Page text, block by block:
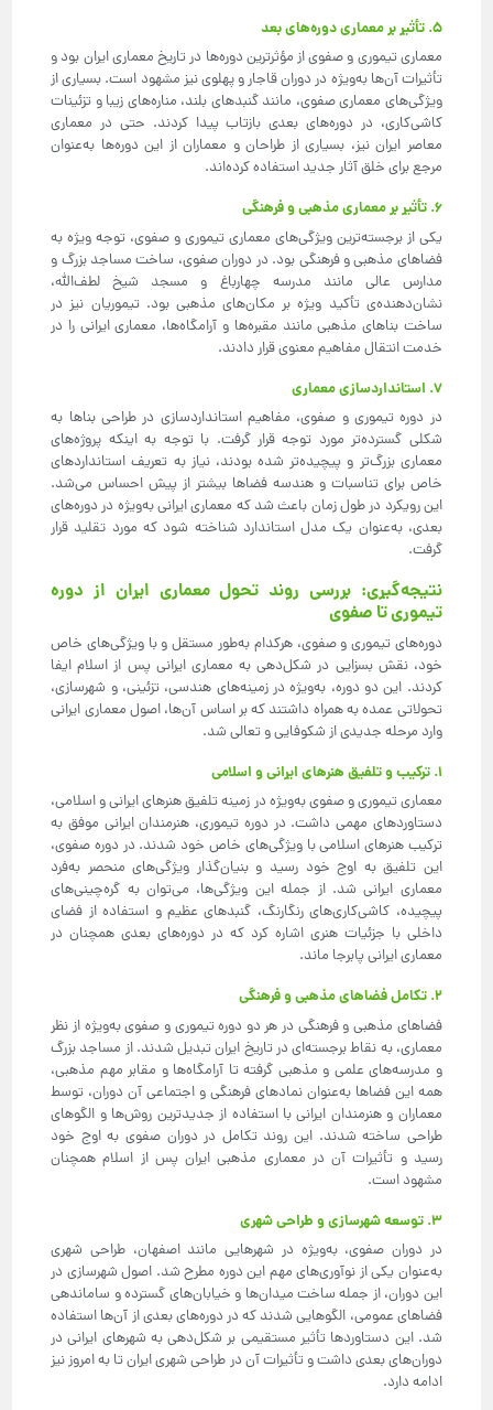
۵. تأثیر بر معماری دوره‌های بعد
معماری تیموری و صفوی از مؤثرترین دوره‌ها در تاریخ معماری ایران بود و
تأثیرات آن‌ها به‌ویژه در دوران قاجار و پهلوی نیز مشهود است. بسیاری از
ویژگی‌های معماری صفوی، مانند گنبدهای بلند، مناره‌های زیبا و تزئینات
کاشی‌کاری، در دوره‌های بعدی بازتاب پیدا کردند. حتی در معماری
معاصر ایران نیز، بسیاری از طراحان و معماران از این دوره‌ها به‌عنوان
مرجع برای خلق آثار جدید استفاده کرده‌اند.
۶. تأثیر بر معماری مذهبی و فرهنگی
یکی از برجسته‌ترین ویژگی‌های معماری تیموری و صفوی، توجه ویژه به
فضاهای مذهبی و فرهنگی بود. در دوران صفوی، ساخت مساجد بزرگ و
مدارس عالی مانند مدرسه چهارباغ و مسجد شیخ لطف‌الله،
نشان‌دهنده‌ی تأکید ویژه بر مکان‌های مذهبی بود. تیموریان نیز در
ساخت بناهای مذهبی مانند مقبره‌ها و آرامگاه‌ها، معماری ایرانی را در
خدمت انتقال مفاهیم معنوی قرار دادند.
۷. استانداردسازی معماری
در دوره تیموری و صفوی، مفاهیم استانداردسازی در طراحی بناها به
شکلی گسترده‌تر مورد توجه قرار گرفت. با توجه به اینکه پروژه‌های
معماری بزرگ‌تر و پیچیده‌تر شده بودند، نیاز به تعریف استانداردهای
خاص برای تناسبات و هندسه فضاها بیشتر از پیش احساس می‌شد.
این رویکرد در طول زمان باعث شد که معماری ایرانی به‌ویژه در دوره‌های
بعدی، به‌عنوان یک مدل استاندارد شناخته شود که مورد تقلید قرار
گرفت.
نتیجه‌گیری: بررسی روند تحول معماری ایران از دوره
تیموری تا صفوی
دوره‌های تیموری و صفوی، هرکدام به‌طور مستقل و با ویژگی‌های خاص
خود، نقش بسزایی در شکل‌دهی به معماری ایرانی پس از اسلام ایفا
کردند. این دو دوره، به‌ویژه در زمینه‌های هندسی، تزئینی، و شهرسازی،
تحولاتی عمده به همراه داشتند که بر اساس آن‌ها، اصول معماری ایرانی
وارد مرحله جدیدی از شکوفایی و تعالی شد.
۱. ترکیب و تلفیق هنرهای ایرانی و اسلامی
معماری تیموری و صفوی به‌ویژه در زمینه تلفیق هنرهای ایرانی و اسلامی،
دستاوردهای مهمی داشت. در دوره تیموری، هنرمندان ایرانی موفق به
ترکیب هنرهای اسلامی با ویژگی‌های خاص خود شدند. در دوره صفوی،
این تلفیق به اوج خود رسید و بنیان‌گذار ویژگی‌های منحصر به‌فرد
معماری ایرانی شد. از جمله این ویژگی‌ها، می‌توان به گره‌چینی‌های
پیچیده، کاشی‌کاری‌های رنگارنگ، گنبدهای عظیم و استفاده از فضای
داخلی با جزئیات هنری اشاره کرد که در دوره‌های بعدی همچنان در
معماری ایرانی پابرجا ماند.
۲. تکامل فضاهای مذهبی و فرهنگی
فضاهای مذهبی و فرهنگی در هر دو دوره تیموری و صفوی به‌ویژه از نظر
معماری، به نقاط برجسته‌ای در تاریخ ایران تبدیل شدند. از مساجد بزرگ
و مدرسه‌های علمی و مذهبی گرفته تا آرامگاه‌ها و مقابر مهم مذهبی،
همه این فضاها به‌عنوان نمادهای فرهنگی و اجتماعی آن دوران، توسط
معماران و هنرمندان ایرانی با استفاده از جدیدترین روش‌ها و الگوهای
طراحی ساخته شدند. این روند تکامل در دوران صفوی به اوج خود
رسید و تأثیرات آن در معماری مذهبی ایران پس از اسلام همچنان
مشهود است.
۳. توسعه شهرسازی و طراحی شهری
در دوران صفوی، به‌ویژه در شهرهایی مانند اصفهان، طراحی شهری
به‌عنوان یکی از نوآوری‌های مهم این دوره مطرح شد. اصول شهرسازی در
این دوران، از جمله ساخت میدان‌ها و خیابان‌های گسترده و ساماندهی
فضاهای عمومی، الگوهایی شدند که در دوره‌های بعدی از آن‌ها استفاده
شد. این دستاوردها تأثیر مستقیمی بر شکل‌دهی به شهرهای ایرانی در
دوران‌های بعدی داشت و تأثیرات آن در طراحی شهری ایران تا به امروز نیز
ادامه دارد.